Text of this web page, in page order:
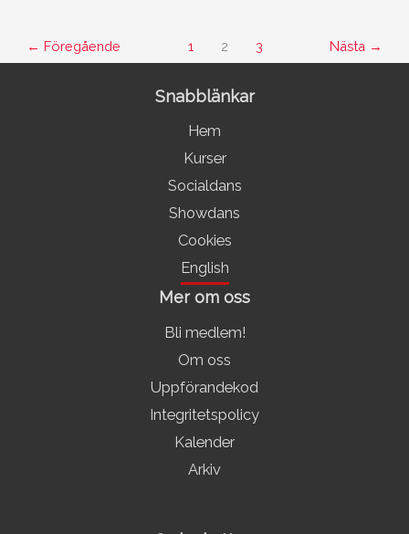
← Föregående 1 2 3 Nästa →
Snabblänkar
Hem
Kurser
Socialdans
Showdans
Cookies
English
Mer om oss
Bli medlem!
Om oss
Uppförandekod
Integritetspolicy
Kalender
Arkiv